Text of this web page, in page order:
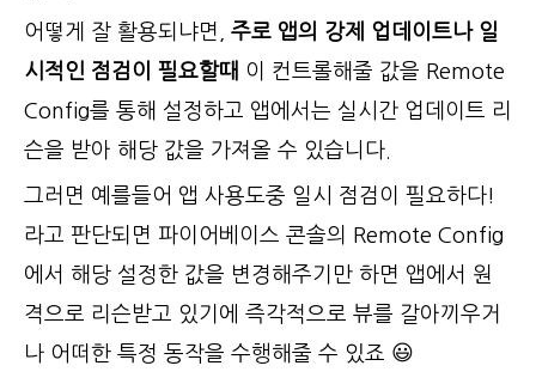
어떻게 잘 활용되냐면, 주로 앱의 강제 업데이트나 일
시적인 점검이 필요할때 이 컨트롤해줄 값을 Remote
Config를 통해 설정하고 앱에서는 실시간 업데이트 리
슨을 받아 해당 값을 가져올 수 있습니다.
그러면 예를들어 앱 사용도중 일시 점검이 필요하다!
라고 판단되면 파이어베이스 콘솔의 Remote Config
에서 해당 설정한 값을 변경해주기만 하면 앱에서 원
격으로 리슨받고 있기에 즉각적으로 뷰를 갈아끼우거
나 어떠한 특정 동작을 수행해줄 수 있죠 😃